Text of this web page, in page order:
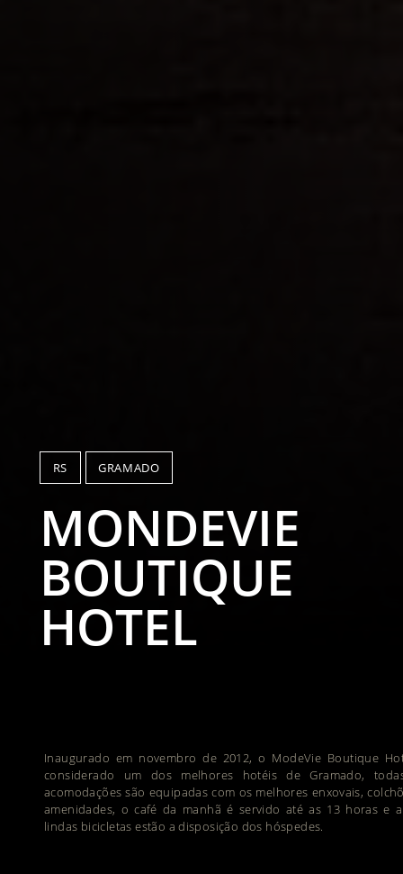
RS GRAMADO
MONDEVIE
BOUTIQUE
HOTEL
Inaugurado em novembro de 2012, o ModeVie Boutique
considerado um dos melhores hotéis de Gramado,
acomodações são equipadas com os melhores enxovais,
amenidades, o café da manhã é servido até as 13 horas e
lindas bicicletas estão a disposição dos hóspedes.